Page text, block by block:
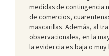
medidas de contingencia
de comercios,
mascarillas. Además, al
observacionales, en la
la evidencia es baja o muy